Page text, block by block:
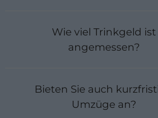
Leistungsbezieher. Wir erstellen die
Kostenvoranschläge und kümmern
Wie viel Trinkgeld ist
angemessen?
natürlich freiwillig, wird aber vom
Bieten Sie auch
Umzüge an?